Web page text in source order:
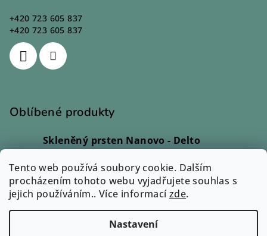
Tento web používá soubory cookie. Dalším
procházením tohoto webu vyjadřujete souhlas s
jejich používáním.. Více informacízde.
Nastavení
+420 723 605 837
+420 723 605 837
Oblíbené produkty
Skleněný prsten Nanovo - Delto
Skleněný prsten - Lio
Hodnocení produktu je 5 z 5 hvězdiček.
| Monika Svobodová
Přívěsek Sázavín - Cara
Hodnocení produktu je 3 z 5 hvězdiček.
Eva Petrová